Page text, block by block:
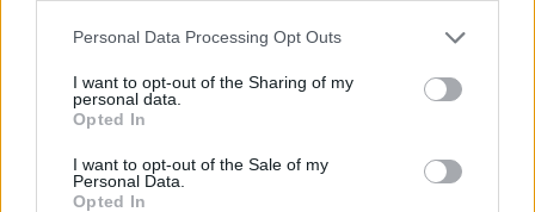
Personal Data Processing Opt Outs
I want to opt-out of the Sharing of my
personal data.
Opted In
I want to opt-out of the Sale of my
Personal Data.
Opted In